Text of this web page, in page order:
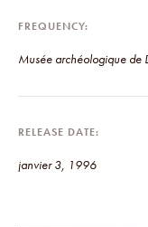
FREQUENCY
Musée archéologique de
RELEASE DATE
janvier 3, 1996